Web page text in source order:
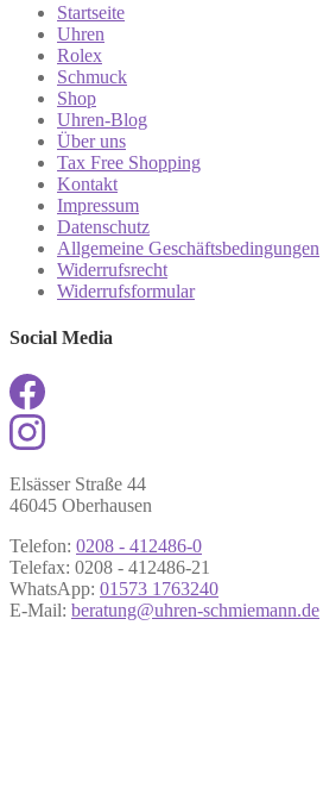
Startseite
Uhren
Rolex
Schmuck
Shop
Uhren-Blog
Über uns
Tax Free Shopping
Kontakt
Impressum
Datenschutz
Allgemeine Geschäftsbedingungen
Widerrufsrecht
Widerrufsformular
Social Media
Elsässer Straße 44
46045 Oberhausen
Telefon: 0208 - 412486-0
Telefax: 0208 - 412486-21
WhatsApp: 01573 1763240
E-Mail: beratung@uhren-schmiemann.de